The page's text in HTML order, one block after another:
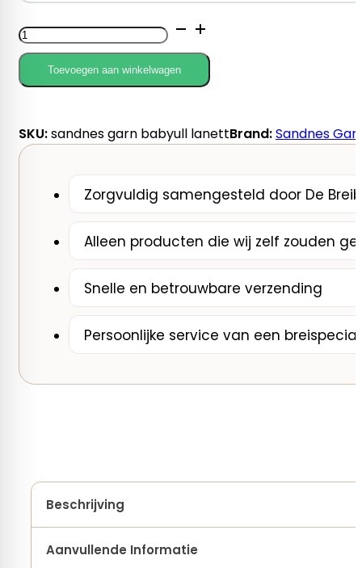
Sandnes
Garn
Babyull
Lanett
Toevoegen aan winkelwagen
SKU:sandnes garn babyull lanettBrand:Sandnes
Zorgvuldig samengesteld door De
Alleen producten die wij zelf zouden
Snelle en betrouwbare verzending
Persoonlijke service van een
Beschrijving
Aanvullende Informatie